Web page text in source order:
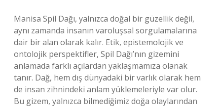
Manisa Spil Dağı, yalnızca doğal bir güzellik değil,
aynı zamanda insanın varoluşsal sorgulamalarına
dair bir alan olarak kalır. Etik, epistemolojik ve
ontolojik perspektifler, Spil Dağı’nın gizemini
anlamada farklı açılardan yaklaşmamıza olanak
tanır. Dağ, hem dış dünyadaki bir varlık olarak hem
de insan zihnindeki anlam yüklemeleriyle var olur.
Bu gizem, yalnızca bilmediğimiz doğa olaylarından